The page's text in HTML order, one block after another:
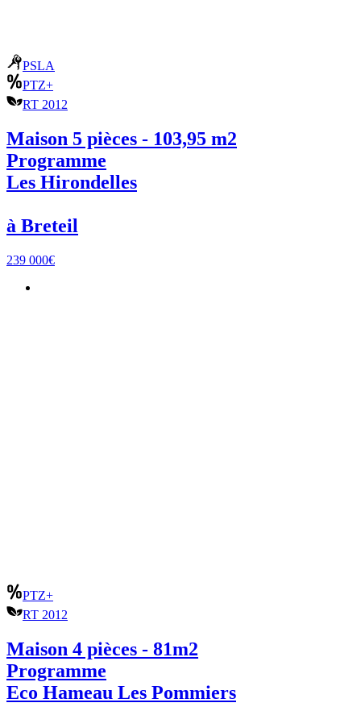
PSLA
PTZ+
RT 2012
Maison 5 pièces - 103,95 m2
Programme
Les Hirondelles
à Breteil
239 000€
PTZ+
RT 2012
Maison 4 pièces - 81m2
Programme
Eco Hameau Les Pommiers